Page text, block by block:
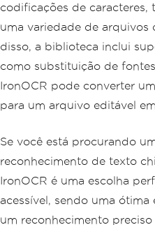
codificações de
uma variedade de arquivos
disso, a biblioteca inclui
como substituição de
IronOCR pode converter
para um arquivo editável
Se você está procurando
reconhecimento de texto
IronOCR é uma escolha
acessível, sendo uma
um reconhecimento preciso